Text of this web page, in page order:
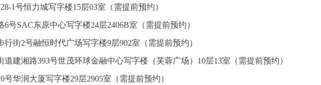
1号恒力城写字楼15层03室（需提前预约）
号SAC东原中心写字楼24层2406B室（需提前预约）
街2号融恒时代广场写字楼9层902室（需提前预约）
建湘路393号世茂环球金融中心写字楼（芙蓉广场）10层13室（需提前预约）
华润大厦写字楼29层2905室（需提前预约）